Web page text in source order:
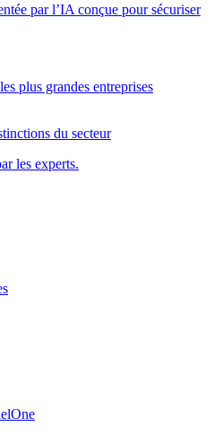
par l’IA conçue pour sécuriser
plus grandes entreprises
du secteur
les experts.